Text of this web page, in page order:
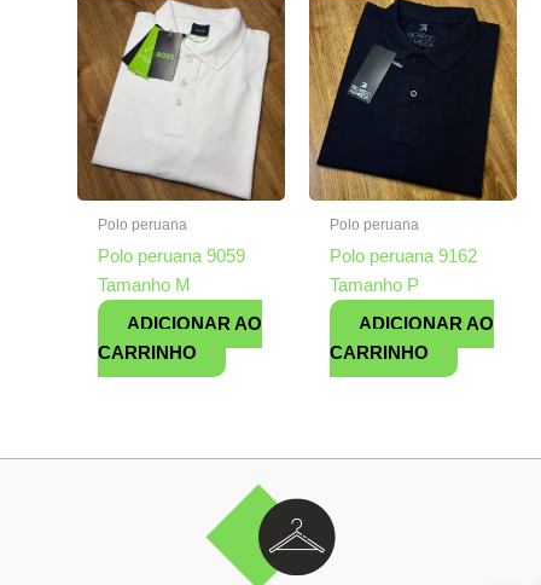
Polo peruana
Polo peruana 9059
Tamanho M
ADICIONAR AO
CARRINHO
Polo peruana
Polo peruana 9162
Tamanho P
ADICIONAR AO
CARRINHO